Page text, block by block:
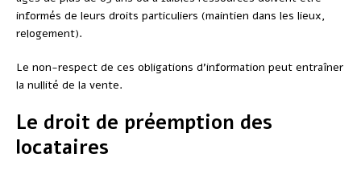
informés de leurs droits particuliers (maintien dans les lieux,
relogement).
Le non-respect de ces obligations d’information peut entraîner
la nullité de la vente.
Le droit de préemption des
locataires